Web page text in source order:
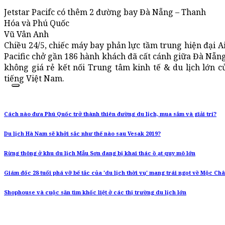
Jetstar Pacifc có thêm 2 đường bay Đà Nẵng – Thanh
Hóa và Phú Quốc
Vũ Vân Anh
Chiều 24/5, chiếc máy bay phản lực tầm trung hiện đại
Pacific chở gần 186 hành khách đã cất cánh giữa Đà
không giá rẻ kết nối Trung tâm kinh tế & du lịch lớn
tiếng Việt Nam.
Cách nào đưa Phú Quốc trở thành thiên đường du lịch, mua sắm và giải trí?
Du lịch Hà Nam sẽ khởi sắc như thế nào sau Vesak 2019?
Rừng thông ở khu du lịch Mẫu Sơn đang bị khai thác ồ ạt quy mô lớn
Giám đốc 28 tuổi phá vỡ bế tắc của 'du lịch thời vụ' mang trái ngọt về Mộc
Shophouse và cuộc săn tìm khốc liệt ở các thị trường du lịch lớn